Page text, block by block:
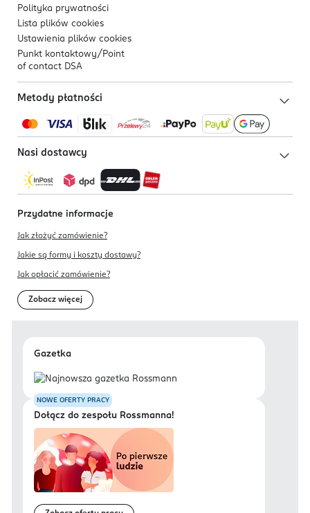
Polityka prywatności
Lista plików cookies
Ustawienia plików cookies
Punkt kontaktowy/ Point
of contact DSA
Metody płatności
Nasi dostawcy
Przydatne informacje
Jak złożyć zamówienie?
Jakie są formy i koszty dostawy?
Jak opłacić zamówienie?
Zobacz więcej
Gazetka
NOWE OFERTY PRACY
Dołącz do zespołu Rossmanna!